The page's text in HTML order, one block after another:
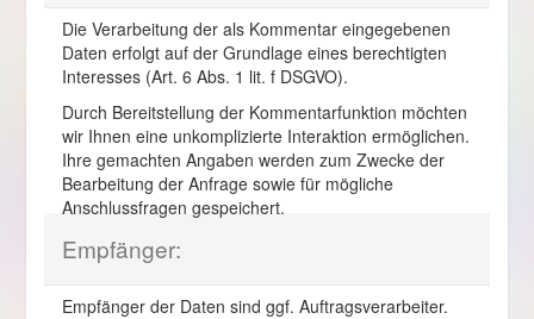
Die Verarbeitung der als Kommentar eingegebenen
Daten erfolgt auf der Grundlage eines berechtigten
Interesses (Art. 6 Abs. 1 lit. f DSGVO).
Durch Bereitstellung der Kommentarfunktion möchten
wir Ihnen eine unkomplizierte Interaktion ermöglichen.
Ihre gemachten Angaben werden zum Zwecke der
Bearbeitung der Anfrage sowie für mögliche
Anschlussfragen gespeichert.
Empfänger:
Empfänger der Daten sind ggf. Auftragsverarbeiter.